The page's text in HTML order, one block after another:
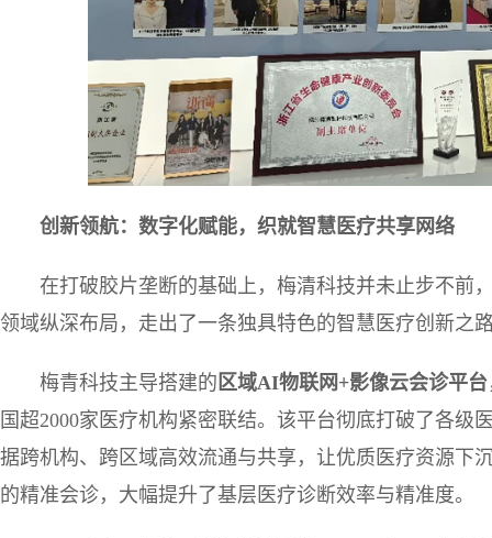
创新领航：数字化赋能，织就智慧医疗共享网络
在打破胶片垄断的基础上，梅清科技并未止步不前
领域纵深布局，走出了一条独具特色的智慧医疗创新之
梅青科技主导搭建的 区域AI物联网 +影像云会诊平台
国超2000家医疗机构紧密联结。该平台彻底打破了各级
据跨机构、跨区域高效流通与共享，让优质医疗资源下
的精准会诊，大幅提升了基层医疗诊断效率与精准度。